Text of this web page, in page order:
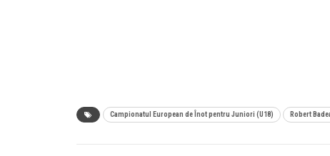
Campionatul European de Înot pentru Juniori (U18) Robert